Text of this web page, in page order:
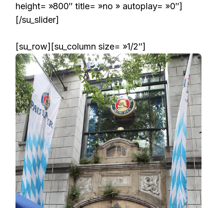
height= »800″ title= »no » autoplay= »0″]
[/su_slider]
[su_row][su_column size= »1/2″]